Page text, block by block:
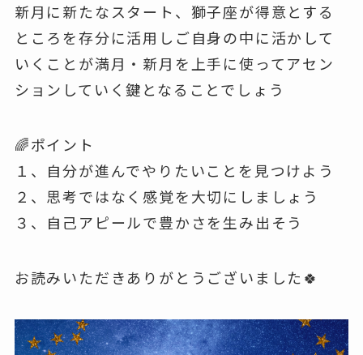
新月に新たなスタート、獅子座が得意とする
ところを存分に活用しご自身の中に活かして
いくことが満月・新月を上手に使ってアセン
ションしていく鍵となることでしょう
🌈ポイント
１、自分が進んでやりたいことを見つけよう
２、思考ではなく感覚を大切にしましょう
３、自己アピールで豊かさを生み出そう
お読みいただきありがとうございました🍀